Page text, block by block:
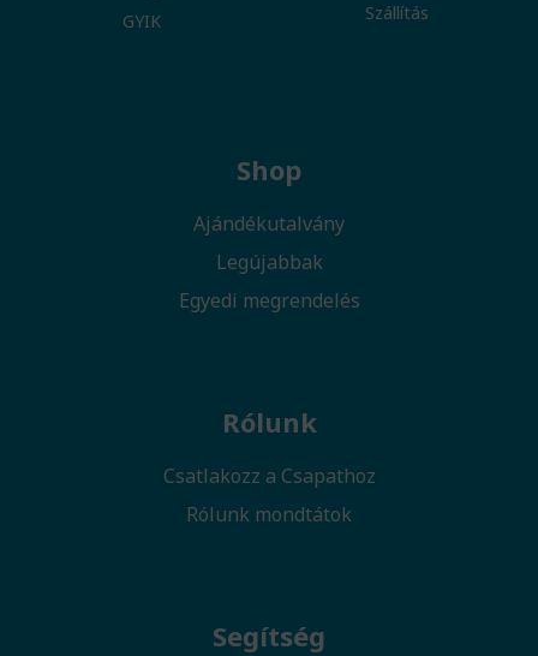
GYIK Szállítás
Shop
Ajándékutalvány
Legújabbak
Egyedi megrendelés
Rólunk
Csatlakozz a Csapathoz
Rólunk mondtátok
Segítség